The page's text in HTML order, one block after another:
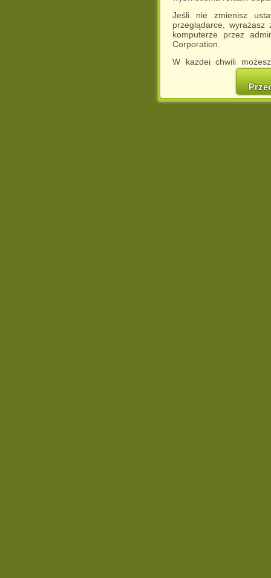
Jeśli nie zmienisz
przeglądarce,
komputerze przez
Corporation.
W każdej chwili
cookies w swojej
w naszej
http://chomikuj.pl/